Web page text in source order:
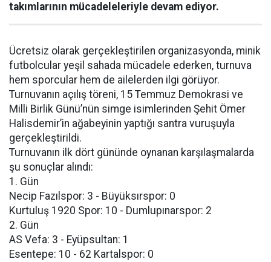
takımlarının mücadeleleriyle devam ediyor.
Ücretsiz olarak gerçekleştirilen organizasyonda, minik
futbolcular yeşil sahada mücadele ederken, turnuva
hem sporcular hem de ailelerden ilgi görüyor.
Turnuvanın açılış töreni, 15 Temmuz Demokrasi ve
Milli Birlik Günü’nün simge isimlerinden Şehit Ömer
Halisdemir’in ağabeyinin yaptığı santra vuruşuyla
gerçekleştirildi.
Turnuvanın ilk dört gününde oynanan karşılaşmalarda
şu sonuçlar alındı:
1. Gün
Necip Fazılspor: 3 - Büyüksırspor: 0
Kurtuluş 1920 Spor: 10 - Dumlupınarspor: 2
2. Gün
AS Vefa: 3 - Eyüpsultan: 1
Esentepe: 10 - 62 Kartalspor: 0